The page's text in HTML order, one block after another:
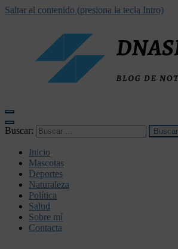
Saltar al contenido (presiona la tecla Intro)
Buscar:
Inicio
Mascotas
Deportes
Naturaleza
Política
Salud
Sobre mí
Contacta